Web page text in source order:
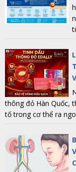
thông đỏ Hàn Quốc,
tố trong cơ thể ra